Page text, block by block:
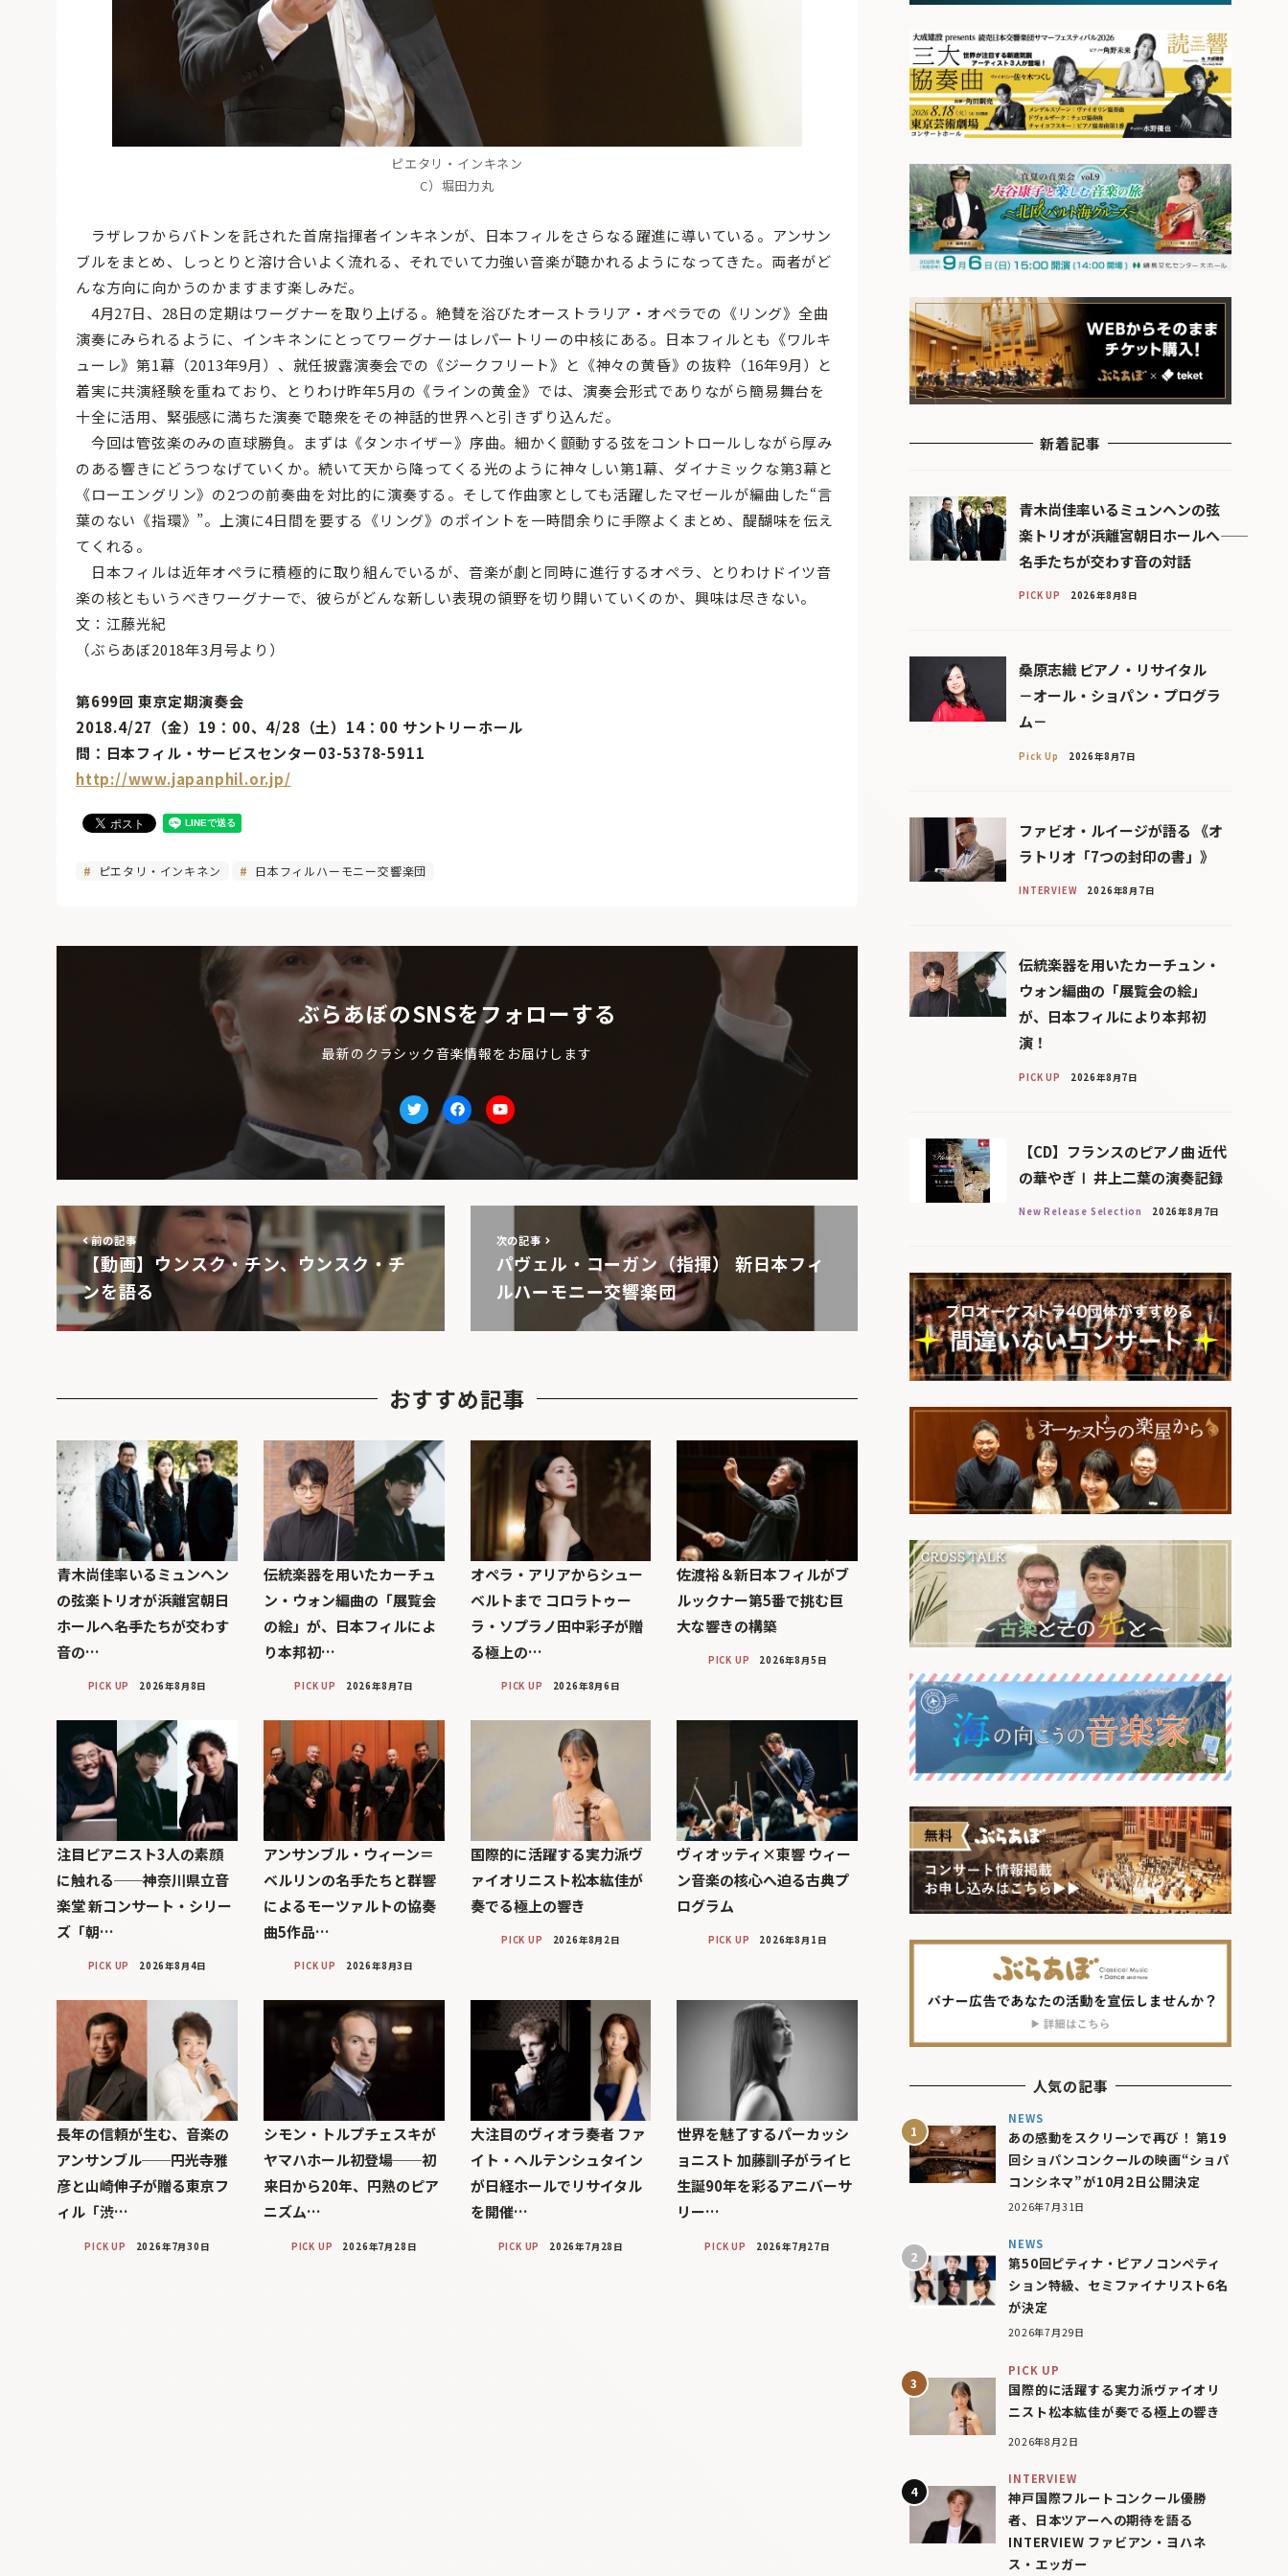
ピエタリ・インキネン
C）堀田力丸
ラザレフからバトンを託された首席指揮者インキネンが、日本フィルをさらなる躍進に導いている。アンサン
ブルをまとめ、しっとりと溶け合いよく流れる、それでいて力強い音楽が聴かれるようになってきた。両者がど
んな方向に向かうのかますます楽しみだ。
4月27日、28日の定期はワーグナーを取り上げる。絶賛を浴びたオーストラリア・オペラでの《リング》全曲
演奏にみられるように、インキネンにとってワーグナーはレパートリーの中核にある。日本フィルとも《ワルキ
ューレ》第1幕（2013年9月）、就任披露演奏会での《ジークフリート》と《神々の黄昏》の抜粋（16年9月）と
着実に共演経験を重ねており、とりわけ昨年5月の《ラインの黄金》では、演奏会形式でありながら簡易舞台を
十全に活用、緊張感に満ちた演奏で聴衆をその神話的世界へと引きずり込んだ。
今回は管弦楽のみの直球勝負。まずは《タンホイザー》序曲。細かく顫動する弦をコントロールしながら厚み
のある響きにどうつなげていくか。続いて天から降ってくる光のように神々しい第1幕、ダイナミックな第3幕と
《ローエングリン》の2つの前奏曲を対比的に演奏する。そして作曲家としても活躍したマゼールが編曲した“言
葉のない《指環》”。上演に4日間を要する《リング》のポイントを一時間余りに手際よくまとめ、醍醐味を伝え
てくれる。
日本フィルは近年オペラに積極的に取り組んでいるが、音楽が劇と同時に進行するオペラ、とりわけドイツ音
楽の核ともいうべきワーグナーで、彼らがどんな新しい表現の領野を切り開いていくのか、興味は尽きない。
文：江藤光紀
（ぶらあぼ2018年3月号より）
第699回 東京定期演奏会
2018.4/27（金）19：00、4/28（土）14：00 サントリーホール
問：日本フィル・サービスセンター03-5378-5911
http://www.japanphil.or.jp/
ピエタリ・インキネン 日本フィルハーモニー交響楽団
ぶらあぼのSNSをフォローする
最新のクラシック音楽情報をお届けします
TwitterfacebookYoutube
前の記事
【動画】ウンスク・チン、ウンスク・チ
ンを語る
次の記事
パヴェル・コーガン（指揮） 新日本フィ
ルハーモニー交響楽団
おすすめ記事
青木尚佳率いるミュンヘン
の弦楽トリオが浜離宮朝日
ホールへ――名手たちが交わす
音の…
PICK UP 2026年8月8日
伝統楽器を用いたカーチュ
ン・ウォン編曲の「展覧会
の絵」が、日本フィルによ
り本邦初…
PICK UP 2026年8月7日
オペラ・アリアからシュー
ベルトまで コロラトゥー
ラ・ソプラノ田中彩子が贈
る極上の…
PICK UP 2026年8月6日
佐渡裕＆新日本フィルがブ
ルックナー第5番で挑む巨
大な響きの構築
PICK UP 2026年8月5日
注目ピアニスト3人の素顔
に触れる──神奈川県立音
楽堂 新コンサート・シリー
ズ「朝…
PICK UP 2026年8月4日
アンサンブル・ウィーン＝
ベルリンの名手たちと群響
によるモーツァルトの協奏
曲5作品…
PICK UP 2026年8月3日
国際的に活躍する実力派ヴ
ァイオリニスト松本紘佳が
奏でる極上の響き
PICK UP 2026年8月2日
ヴィオッティ×東響 ウィー
ン音楽の核心へ迫る古典プ
ログラム
PICK UP 2026年8月1日
長年の信頼が生む、音楽の
アンサンブル──円光寺雅
彦と山崎伸子が贈る東京フ
ィル「渋…
PICK UP 2026年7月30日
シモン・トルプチェスキが
ヤマハホール初登場──初
来日から20年、円熟のピア
ニズム…
PICK UP 2026年7月28日
大注目のヴィオラ奏者 ファ
イト・ヘルテンシュタイン
が日経ホールでリサイタル
を開催…
PICK UP 2026年7月28日
世界を魅了するパーカッシ
ョニスト 加藤訓子がライヒ
生誕90年を彩るアニバーサ
リー…
PICK UP 2026年7月27日
新着記事
青木尚佳率いるミュンヘンの弦
楽トリオが浜離宮朝日ホールへ――
名手たちが交わす音の対話
PICK UP 2026年8月8日
桑原志織 ピアノ・リサイタル
－オール・ショパン・プログラ
ム－
Pick Up 2026年8月7日
ファビオ・ルイージが語る 《オ
ラトリオ「7つの封印の書」》
INTERVIEW 2026年8月7日
伝統楽器を用いたカーチュン・
ウォン編曲の「展覧会の絵」
が、日本フィルにより本邦初
演！
PICK UP 2026年8月7日
【CD】フランスのピアノ曲 近代
の華やぎⅠ 井上二葉の演奏記録
New Release Selection 2026年8月7日
人気の記事
NEWS
あの感動をスクリーンで再び！ 第19
回ショパンコンクールの映画“ショパ
コンシネマ”が10月2日公開決定
2026年7月31日
NEWS
第50回ピティナ・ピアノコンペティ
ション特級、セミファイナリスト6名
が決定
2026年7月29日
PICK UP
国際的に活躍する実力派ヴァイオリ
ニスト松本紘佳が奏でる極上の響き
2026年8月2日
INTERVIEW
神戸国際フルートコンクール優勝
者、日本ツアーへの期待を語る
INTERVIEW ファビアン・ヨハネ
ス・エッガー